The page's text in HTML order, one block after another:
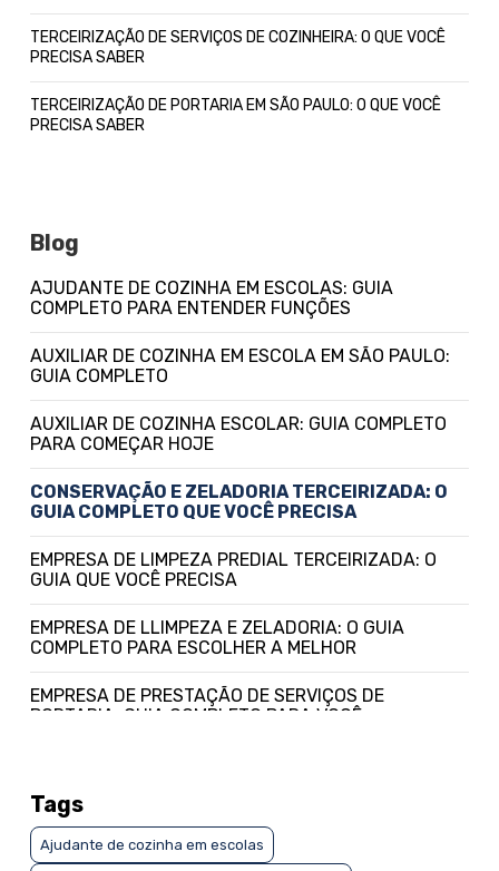
TERCEIRIZAÇÃO DE SERVIÇOS DE COZINHEIRA: O QUE VOCÊ
PRECISA SABER
TERCEIRIZAÇÃO DE PORTARIA EM SÃO PAULO: O QUE VOCÊ
PRECISA SABER
Blog
AJUDANTE DE COZINHA EM ESCOLAS: GUIA
COMPLETO PARA ENTENDER FUNÇÕES
AUXILIAR DE COZINHA EM ESCOLA EM SÃO PAULO:
GUIA COMPLETO
AUXILIAR DE COZINHA ESCOLAR: GUIA COMPLETO
PARA COMEÇAR HOJE
CONSERVAÇÃO E ZELADORIA TERCEIRIZADA: O
GUIA COMPLETO QUE VOCÊ PRECISA
EMPRESA DE LIMPEZA PREDIAL TERCEIRIZADA: O
GUIA QUE VOCÊ PRECISA
EMPRESA DE LLIMPEZA E ZELADORIA: O GUIA
COMPLETO PARA ESCOLHER A MELHOR
EMPRESA DE PRESTAÇÃO DE SERVIÇOS DE
PORTARIA: GUIA COMPLETO PARA VOCÊ
EMPRESA TERCEIRIZADA DE JARDINAGEM: GUIA
COMPLETO PARA ESCOLHER A IDEAL
Tags
Ajudante de cozinha em escolas